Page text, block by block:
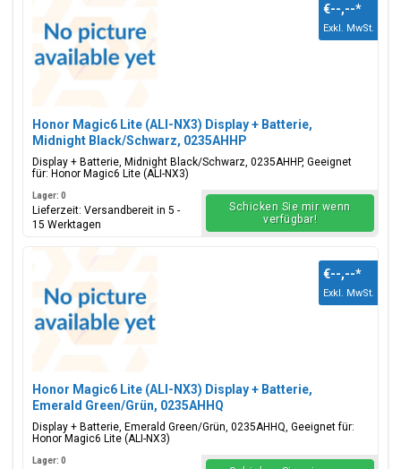
Honor Magic6 Lite (ALI-NX3) Display + Batterie,
Midnight Black/Schwarz, 0235AHHP
Display + Batterie, Midnight Black/Schwarz, 0235AHHP, Geeignet
für: Honor Magic6 Lite (ALI-NX3)
€--,--*
Exkl. MwSt.
Lager: 0
Lieferzeit: Versandbereit in 5 -
15 Werktagen
Schicken Sie mir wenn
verfügbar!
Honor Magic6 Lite (ALI-NX3) Display + Batterie,
Emerald Green/Grün, 0235AHHQ
Display + Batterie, Emerald Green/Grün, 0235AHHQ, Geeignet für:
Honor Magic6 Lite (ALI-NX3)
€--,--*
Exkl. MwSt.
Lager: 0